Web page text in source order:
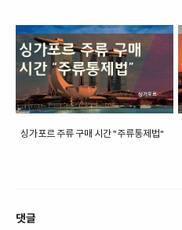
싱가포르 주류 구매 시간 "주류통제법"
댓글